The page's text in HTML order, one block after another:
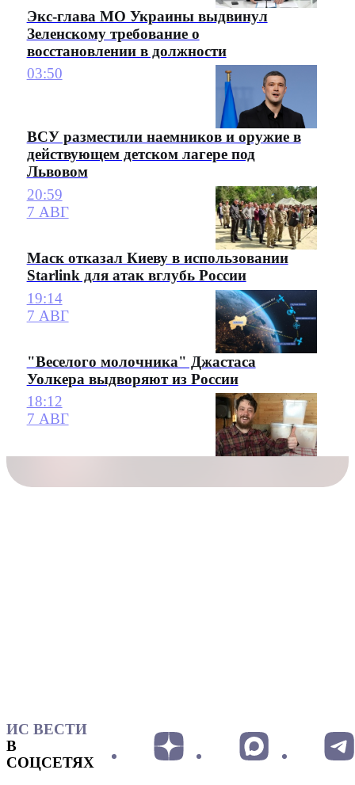
Экс-глава МО Украины выдвинул
Зеленскому требование о
восстановлении в должности
03:50
ВСУ разместили наемников и оружие в
действующем детском лагере под
Львовом
20:59
7 АВГ
Маск отказал Киеву в использовании
Starlink для атак вглубь России
19:14
7 АВГ
"Веселого молочника" Джастаса
Уолкера выдворяют из России
18:12
7 АВГ
ИС ВЕСТИ
В
СОЦСЕТЯХ